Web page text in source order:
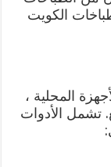
الكويت
المحلية ،
تشمل الأدوات